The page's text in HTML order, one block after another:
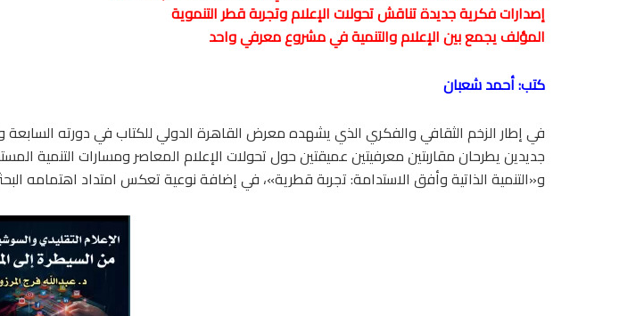
إصدارات فكرية جديدة تناقش تحولات الإعلام وتجربة قطر التنموية
المؤلف يجمع بين الإعلام والتنمية في مشروع معرفي واحد
كتب: أحمد شعبان
في إطار الزخم الثقافي والفكري الذي يشهده معرض القاهرة الدولي للكتاب في دورته السابعة
جديدين يطرحان مقاربتين معرفيتين عميقتين حول تحولات الإعلام المعاصر ومسارات التنمية
و«التنمية الذاتية وأفق الاستدامة: تجربة قطرية»، في إضافة نوعية تعكس امتداد اهتمامه